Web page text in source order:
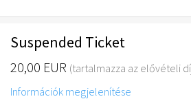
Suspended Ticket
20,00 EUR (tartalmazza az elővételi
Információk megjelenítése